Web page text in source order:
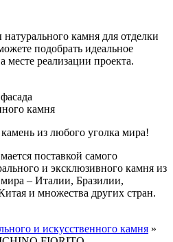
камня для отделки
подобрать идеальное
месте реализации проекта.
из любого уголка мира!
поставкой самого
и эксклюзивного камня из
– Италии, Бразилии,
и множества других стран.
и искусственного камня »